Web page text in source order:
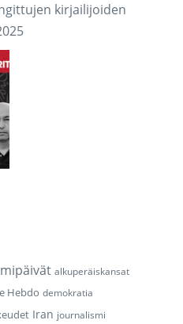
kirjailijoiden
alkuperäiskansat
Hebdo demokratia
Iran journalismi